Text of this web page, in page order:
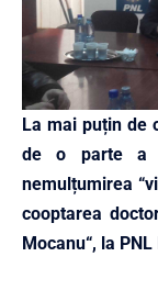
La mai puțin de
de o parte a
nemulțumirea
cooptarea
Mocanu“, la